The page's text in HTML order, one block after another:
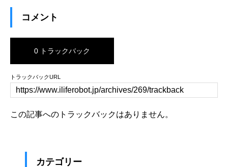
コメント
0 トラックバック
トラックバックURL
この記事へのトラックバックはありません。
カテゴリー